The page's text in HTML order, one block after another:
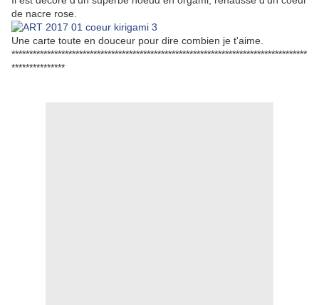
de nacre rose.
Une carte toute en douceur pour dire combien je t'aime.
***********************************************************************************
***************